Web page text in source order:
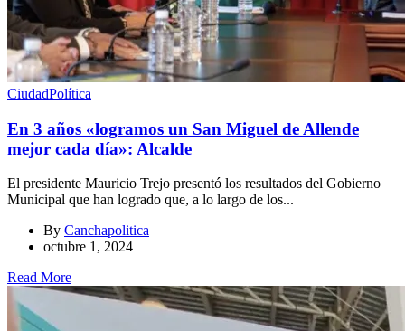
CiudadPolítica
En 3 años «logramos un San Miguel de Allende
mejor cada día»: Alcalde
El presidente Mauricio Trejo presentó los resultados del Gobierno
Municipal que han logrado que, a lo largo de los...
By Canchapolitica
octubre 1, 2024
Read More